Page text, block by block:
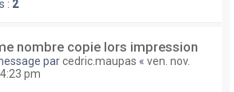
: 2
nombre copie lors impression
parcedric.maupas « ven. nov.
pm